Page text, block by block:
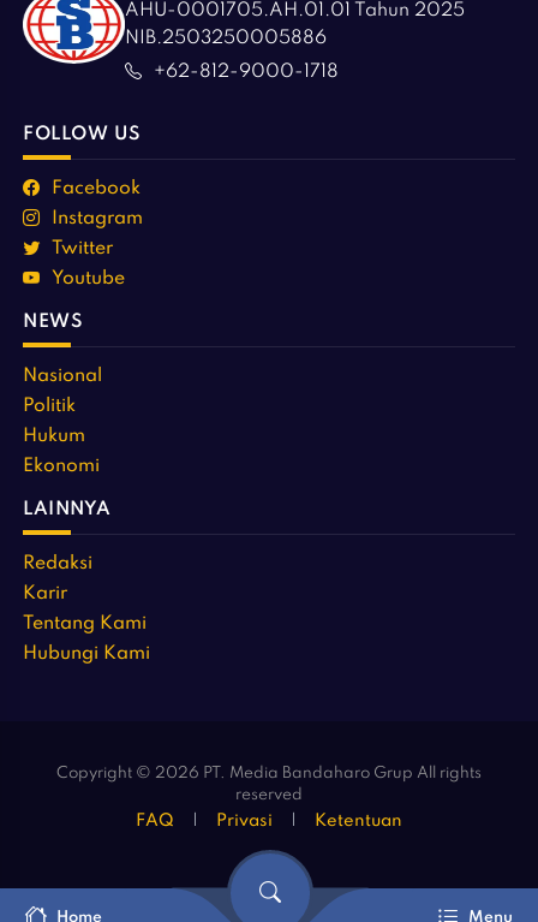
AHU-0001705.AH.01.01 Tahun 2025
NIB.2503250005886
+62-812-9000-1718
FOLLOW US
Facebook
Instagram
Twitter
Youtube
NEWS
Nasional
Politik
Hukum
Ekonomi
LAINNYA
Redaksi
Karir
Tentang Kami
Hubungi Kami
Copyright © 2026 PT. Media Bandaharo Grup All rights
reserved
FAQ Privasi Ketentuan
Home Menu